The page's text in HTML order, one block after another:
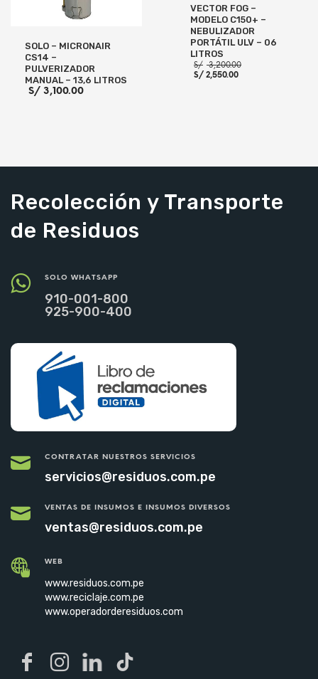
SOLO – MICRONAIR
CS14 –
PULVERIZADOR
MANUAL – 13,6 LITROS
S/ 3,100.00
VECTOR FOG –
MODELO C150+ –
NEBULIZADOR
PORTÁTIL ULV – 06
LITROS
S/ 3,200.00
S/2,550.00
Recolección y Transporte
de Residuos
SOLO WHATSAPP
910-001-800
925-900-400
CONTRATAR NUESTROS SERVICIOS
servicios@residuos.com.pe
VENTAS DE INSUMOS E INSUMOS DIVERSOS
ventas@residuos.com.pe
WEB
www.residuos.com.pe
www.reciclaje.com.pe
www.operadorderesiduos.com